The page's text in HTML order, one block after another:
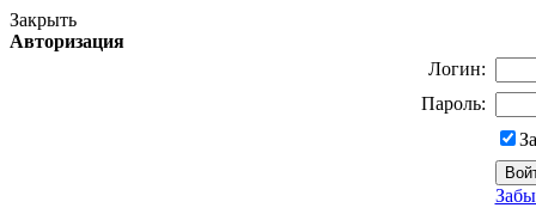
Закрыть
Авторизация
Логин:
Пароль: